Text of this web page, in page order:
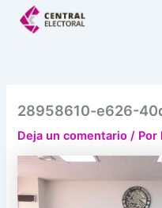
28958610-e626-
Deja un comentario / Por